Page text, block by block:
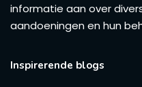
informatie aan over
aandoeningen en hun
Inspirerende blogs